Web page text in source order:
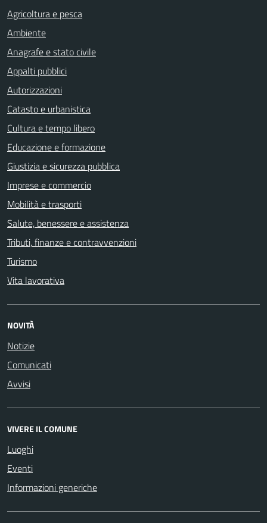
Agricoltura e pesca
Ambiente
Anagrafe e stato civile
Appalti pubblici
Autorizzazioni
Catasto e urbanistica
Cultura e tempo libero
Educazione e formazione
Giustizia e sicurezza pubblica
Imprese e commercio
Mobilità e trasporti
Salute, benessere e assistenza
Tributi, finanze e contravvenzioni
Turismo
Vita lavorativa
NOVITÀ
Notizie
Comunicati
Avvisi
VIVERE IL COMUNE
Luoghi
Eventi
Informazioni generiche